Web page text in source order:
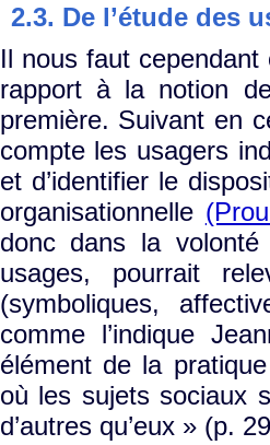
2.3. De l’étude des
Il nous faut
rapport à la notion
première. Suivant en
compte les usagers
et d’identifier le
organisationnelle
donc dans la
usages, pourrait
(symboliques,
comme l’indique
élément de la
où les sujets sociaux
d’autres qu’eux » (p.